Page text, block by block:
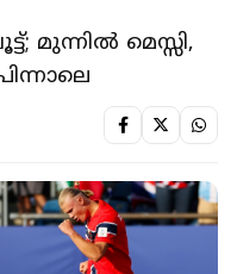
മെസ്സി,